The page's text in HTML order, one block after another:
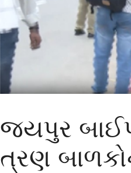
જયપુર
ત્રણ